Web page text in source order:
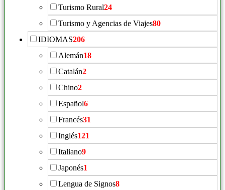
Turismo Rural24
Turismo y Agencias de Viajes80
IDIOMAS206
Alemán18
Catalán2
Chino2
Español6
Francés31
Inglés121
Italiano9
Japonés1
Lengua de Signos8